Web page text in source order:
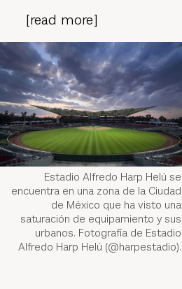
[read more]
Estadio Alfredo Harp Helú se
encuentra en una zona de la Ciudad
de México que ha visto una
saturación de equipamiento y sus
urbanos. Fotografía de Estadio
Alfredo Harp Helú (@harpestadio).